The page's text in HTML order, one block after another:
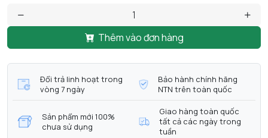
Thêm vào đơn hàng
Đổi trả linh hoạt trong
vòng 7 ngày
Bảo hành chính hãng
NTN trên toàn quốc
Sản phẩm mới 100%
chưa sử dụng
Giao hàng toàn quốc
tất cả các ngày trong
tuần